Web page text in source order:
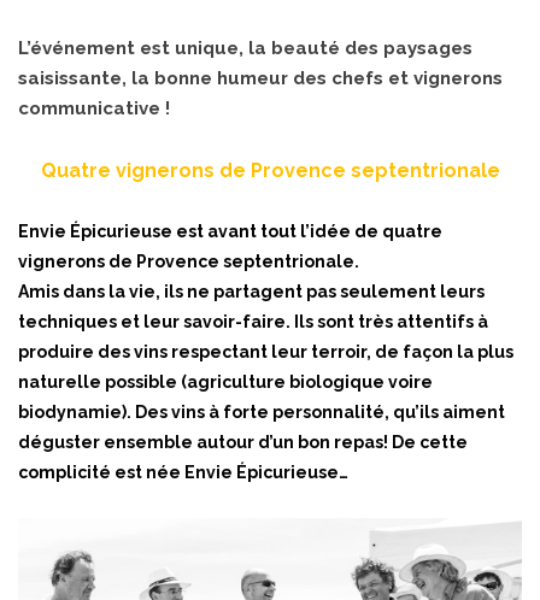
L’événement est unique, la beauté des paysages
saisissante, la bonne humeur des chefs et vignerons
communicative !
Quatre vignerons de Provence septentrionale
Envie Épicurieuse est avant tout l’idée de quatre
vignerons de Provence septentrionale.
Amis dans la vie, ils ne partagent pas seulement leurs
techniques et leur savoir-faire. Ils sont très attentifs à
produire des vins respectant leur terroir, de façon la plus
naturelle possible (agriculture biologique voire
biodynamie). Des vins à forte personnalité, qu’ils aiment
déguster ensemble autour d’un bon repas! De cette
complicité est née Envie Épicurieuse…